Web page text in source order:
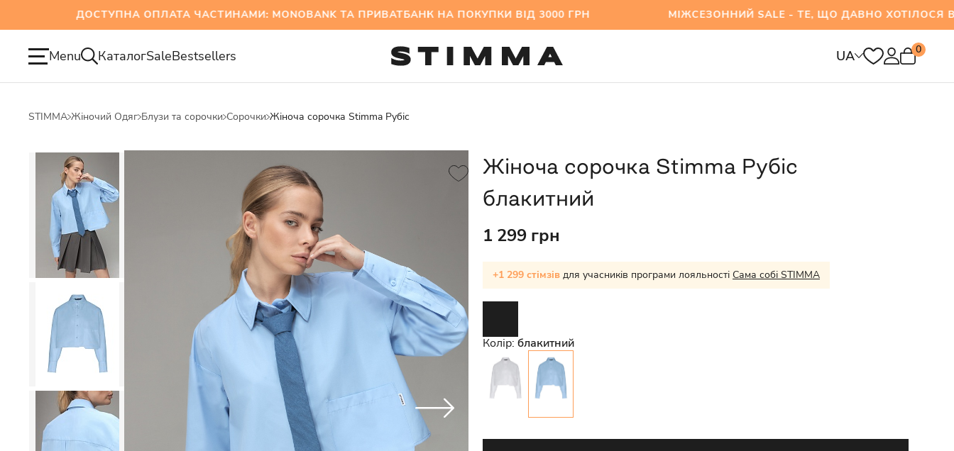
ДОСТУПНА ОПЛАТА ЧАСТИНАМИ: MONOBANK ТА ПРИВАТБАНК НА ПОКУПКИ ВІД 3000 ГРН МІЖСЕЗОННИЙ SALE - ТЕ, ЩО ДАВНО ХОТІЛОСЯ
Menu КаталогSaleBestsellers UA 0
STIMMA Жіночий Одяг Блузи та сорочки Сорочки Жіноча сорочка Stimma Рубіс
Жіноча сорочка Stimma Рубіс
блакитний
1 299 грн
+1 299 стімзів для учасників програми лояльності Сама собі STIMMA
Колір: блакитний